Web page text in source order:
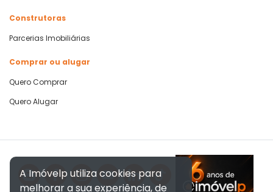
Construtoras
Parcerias Imobiliárias
Comprar ou alugar
Quero Comprar
Quero Alugar
A Imóvelp utiliza cookies para
melhorar a sua experiência, de